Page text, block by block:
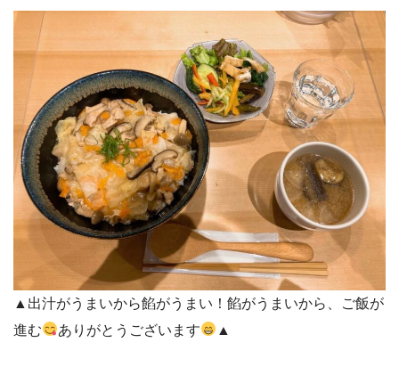
▲出汁がうまいから餡がうまい！餡がうまいから、ご飯が
進む
ありがとうございます ▲